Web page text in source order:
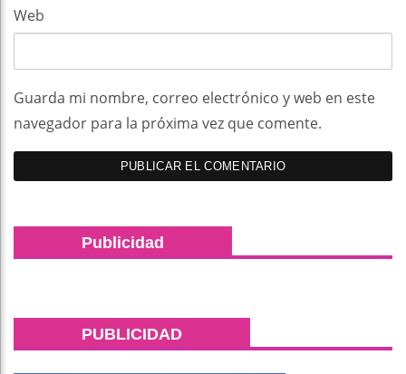
Web
Guarda mi nombre, correo electrónico y web en este
navegador para la próxima vez que comente.
Publicidad
PUBLICIDAD